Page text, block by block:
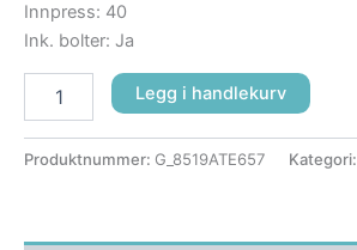
Innpress: 40
Ink. bolter: Ja
Legg i handlekurv
Produktnummer: G_8519ATE657 Kategori: